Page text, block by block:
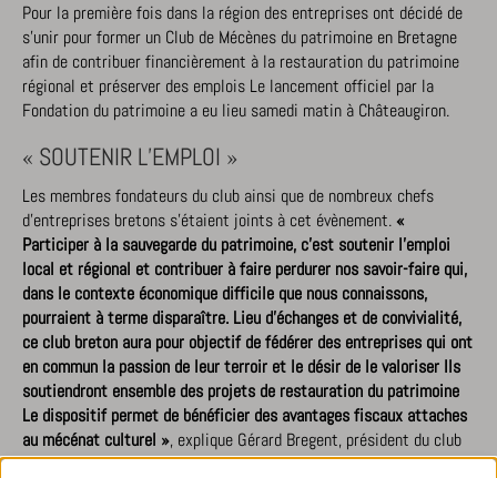
Pour la première fois dans la région des entreprises ont décidé de
s’unir pour former un Club de Mécènes du patrimoine en Bretagne
afin de contribuer financièrement à la restauration du patrimoine
régional et préserver des emplois Le lancement officiel par la
Fondation du patrimoine a eu lieu samedi matin à Châteaugiron.
« SOUTENIR L’EMPLOI »
Les membres fondateurs du club ainsi que de nombreux chefs
d’entreprises bretons s’étaient joints à cet évènement.«
Participer à la sauvegarde du patrimoine, c’est soutenir l’emploi
local et régional et contribuer à faire perdurer nos savoir-faire qui,
dans le contexte économique difficile que nous connaissons,
pourraient à terme disparaître. Lieu d’échanges et de convivialité,
ce club breton aura pour objectif de fédérer des entreprises qui ont
en commun la passion de leur terroir et le désir de le valoriser Ils
soutiendront ensemble des projets de restauration du patrimoine
Le dispositif permet de bénéficier des avantages fiscaux attaches
au mécénat culturel », explique Gérard Bregent, président du club
et gérant de I’entreprise Joubrel à La Mézière.